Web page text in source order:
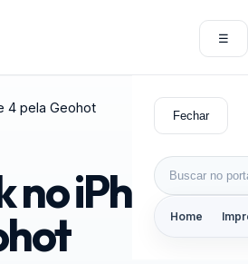
☰
Fechar
Buscar por:
Home
4 pela Geohot
no iPhone 4